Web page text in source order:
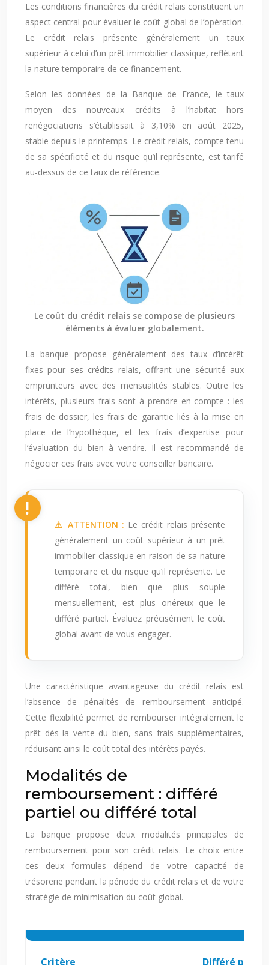
Les conditions financières du crédit relais constituent un
aspect central pour évaluer le coût global de l’opération.
Le crédit relais présente généralement un taux
supérieur à celui d’un prêt immobilier classique, reflétant
la nature temporaire de ce financement.
Selon les données de la Banque de France, le taux
moyen des nouveaux crédits à l’habitat hors
renégociations s’établissait à 3,10% en août 2025,
stable depuis le printemps. Le crédit relais, compte tenu
de sa spécificité et du risque qu’il représente, est tarifé
au-dessus de ce taux de référence.
Le coût du crédit relais se compose de plusieurs
éléments à évaluer globalement.
La banque propose généralement des taux d’intérêt
fixes pour ses crédits relais, offrant une sécurité aux
emprunteurs avec des mensualités stables. Outre les
intérêts, plusieurs frais sont à prendre en compte : les
frais de dossier, les frais de garantie liés à la mise en
place de l’hypothèque, et les frais d’expertise pour
l’évaluation du bien à vendre. Il est recommandé de
négocier ces frais avec votre conseiller bancaire.
⚠ ATTENTION : Le crédit relais présente
généralement un coût supérieur à un prêt
immobilier classique en raison de sa nature
temporaire et du risque qu’il représente. Le
différé total, bien que plus souple
mensuellement, est plus onéreux que le
différé partiel. Évaluez précisément le coût
global avant de vous engager.
Une caractéristique avantageuse du crédit relais est
l’absence de pénalités de remboursement anticipé.
Cette flexibilité permet de rembourser intégralement le
prêt dès la vente du bien, sans frais supplémentaires,
réduisant ainsi le coût total des intérêts payés.
Modalités de
remboursement : différé
partiel ou différé total
La banque propose deux modalités principales de
remboursement pour son crédit relais. Le choix entre
ces deux formules dépend de votre capacité de
trésorerie pendant la période du crédit relais et de votre
stratégie de minimisation du coût global.
Critère Différé